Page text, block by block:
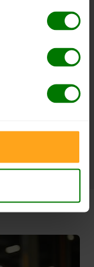
397,87 €
379,00 €
10.05.2026
09.08.2025